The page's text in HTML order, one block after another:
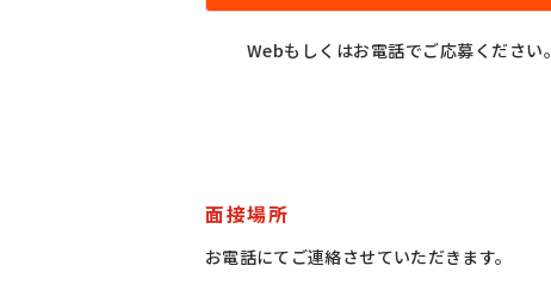
Webもしくはお電話でご応募ください。
面接場所
お電話にてご連絡させていただきます。